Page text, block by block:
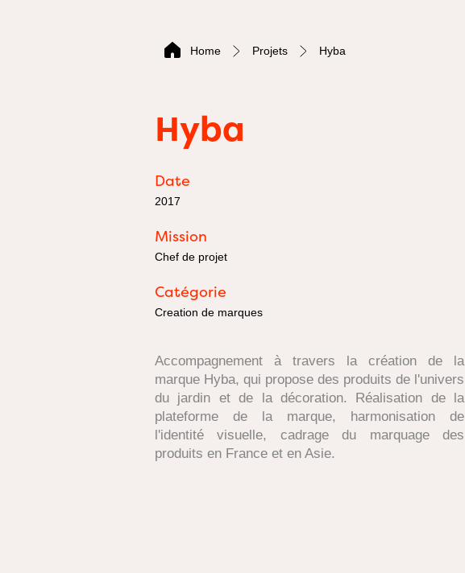
Home Projets Hyba
Hyba
Date
2017
Mission
Chef de projet
Catégorie
Creation de marques
Accompagnement à travers la création de la
marque Hyba, qui propose des produits de l'univers
du jardin et de la décoration. Réalisation de la
plateforme de la marque, harmonisation de
l'identité visuelle, cadrage du marquage des
produits en France et en Asie.